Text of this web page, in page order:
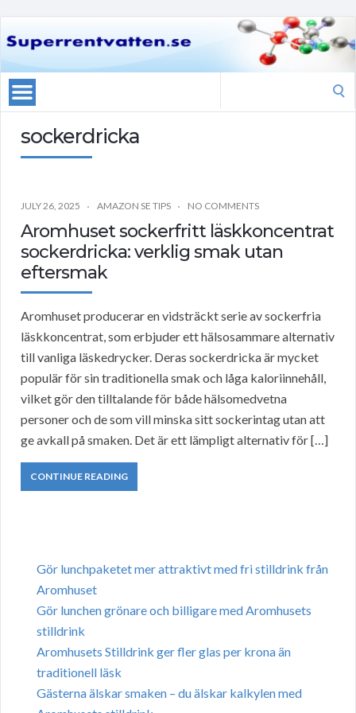
sockerdricka
JULY 26, 2025 AMAZON SE TIPS NO COMMENTS
Aromhuset sockerfritt läskkoncentrat
sockerdricka: verklig smak utan
eftersmak
Aromhuset producerar en vidsträckt serie av sockerfria
läskkoncentrat, som erbjuder ett hälsosammare alternativ
till vanliga läskedrycker. Deras sockerdricka är mycket
populär för sin traditionella smak och låga kaloriinnehåll,
vilket gör den tilltalande för både hälsomedvetna
personer och de som vill minska sitt sockerintag utan att
ge avkall på smaken. Det är ett lämpligt alternativ för […]
CONTINUE READING
Gör lunchpaketet mer attraktivt med fri stilldrink från
Aromhuset
Gör lunchen grönare och billigare med Aromhusets
stilldrink
Aromhusets Stilldrink ger fler glas per krona än
traditionell läsk
Gästerna älskar smaken – du älskar kalkylen med